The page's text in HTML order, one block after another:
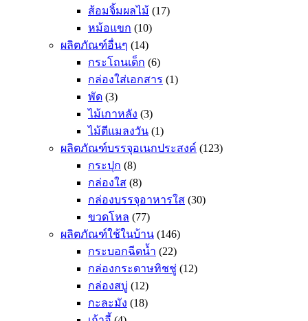
ส้อมจิ้มผลไม้ (17)
หม้อแขก (10)
ผลิตภัณฑ์อื่นๆ (14)
กระโถนเด็ก (6)
กล่องใส่เอกสาร (1)
พัด (3)
ไม้เกาหลัง (3)
ไม้ตีแมลงวัน (1)
ผลิตภัณฑ์บรรจุอเนกประสงค์ (123)
กระปุก (8)
กล่องใส (8)
กล่องบรรจุอาหารใส (30)
ขวดโหล (77)
ผลิตภัณฑ์ใช้ในบ้าน (146)
กระบอกฉีดน้ำ (22)
กล่องกระดาษทิชชู่ (12)
กล่องสบู่ (12)
กะละมัง (18)